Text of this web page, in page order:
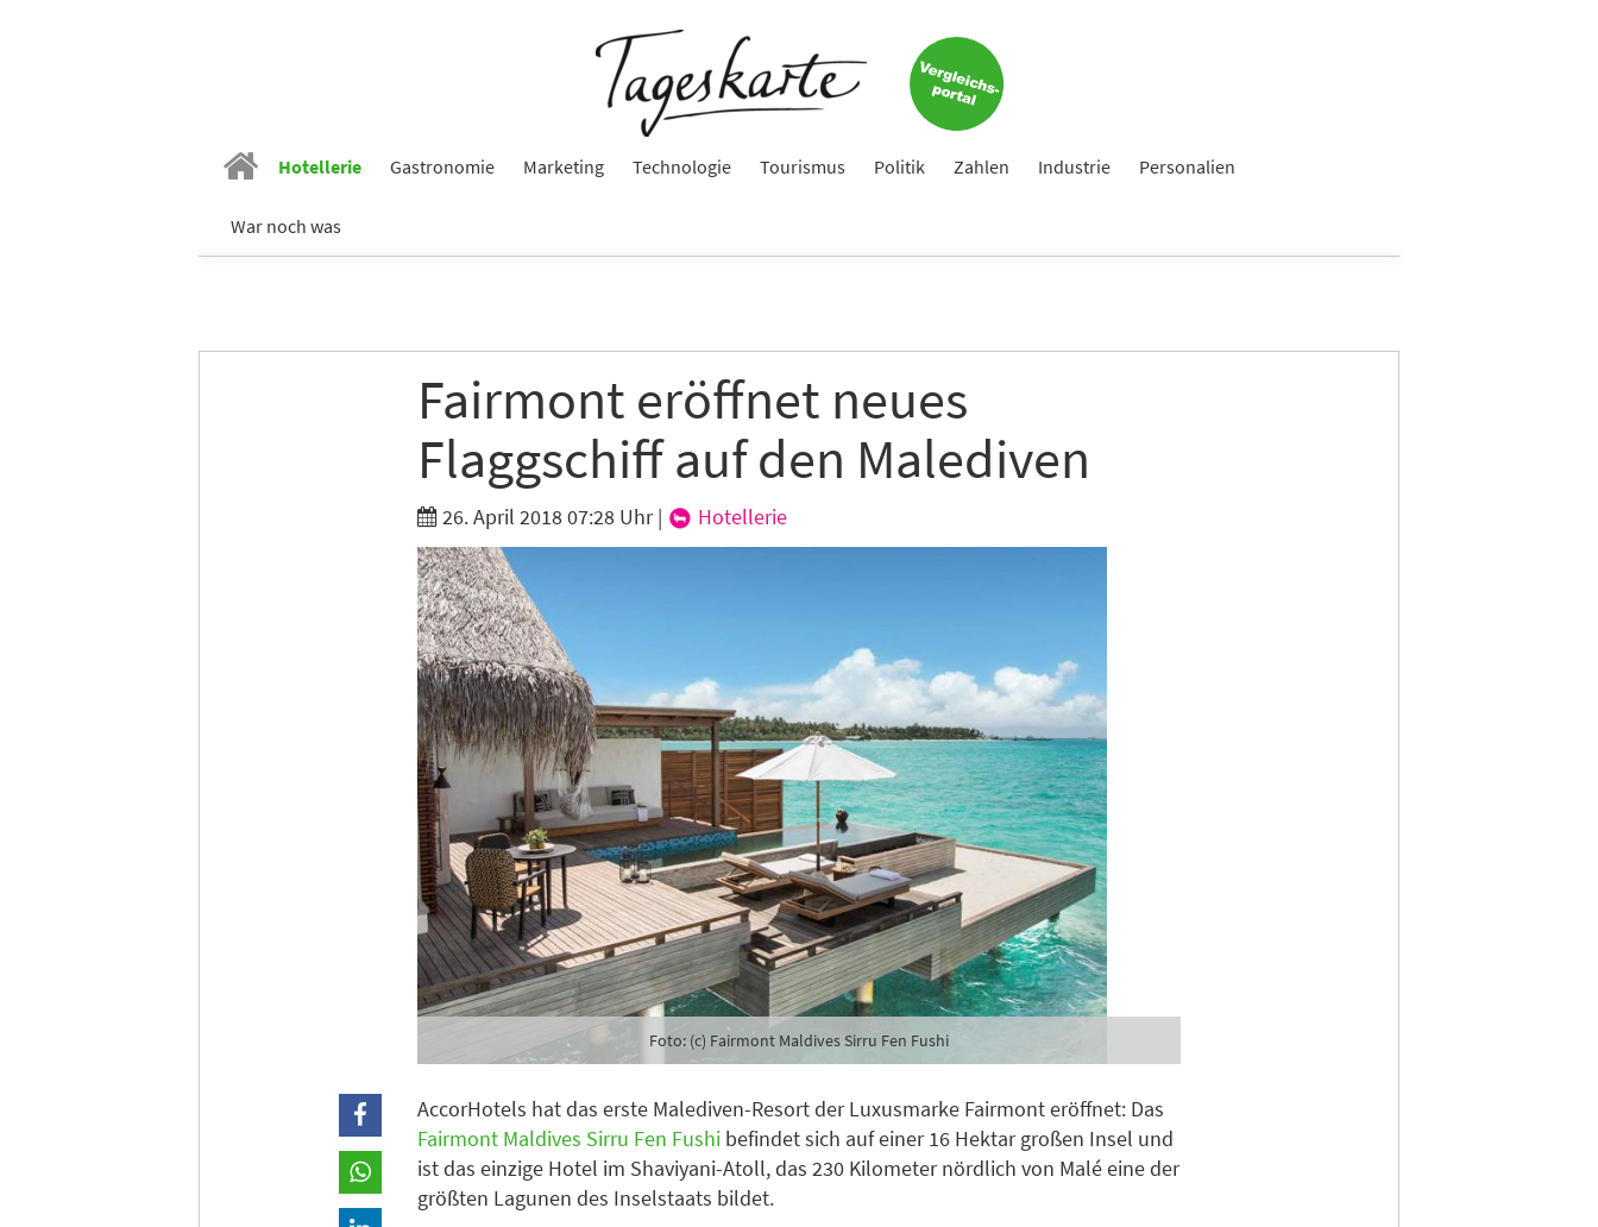
Hotellerie Gastronomie Marketing Technologie Tourismus Politik Zahlen Industrie Personalien
War noch was
Fairmont eröffnet neues
Flaggschiff auf den Malediven
26. April 2018 07:28 Uhr| Hotellerie
Foto: (c) Fairmont Maldives Sirru Fen Fushi
AccorHotels hat das erste Malediven-Resort der Luxusmarke Fairmont eröffnet: Das
Fairmont Maldives Sirru Fen Fushi befindet sich auf einer 16 Hektar großen Insel und
ist das einzige Hotel im Shaviyani-Atoll, das 230 Kilometer nördlich von Malé eine der
größten Lagunen des Inselstaats bildet.